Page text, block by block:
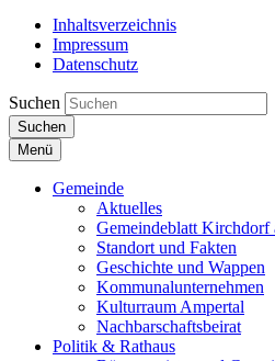
Inhaltsverzeichnis
Impressum
Datenschutz
Suchen
Suchen
Menü
Gemeinde
Aktuelles
Gemeindeblatt Kirchdorf
Standort und Fakten
Geschichte und Wappen
Kommunalunternehmen
Kulturraum Ampertal
Nachbarschaftsbeirat
Politik & Rathaus